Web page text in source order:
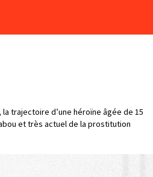
trajectoire d’une héroïne âgée de 15
et très actuel de la prostitution